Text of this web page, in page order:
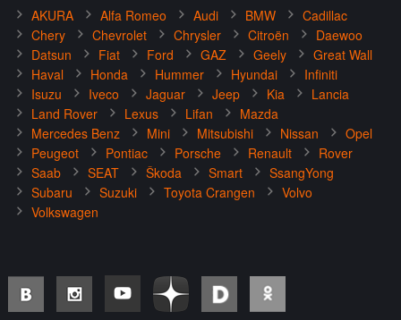
AKURA Alfa Romeo Audi BMW
Cadillac
Chery
Chevrolet Chrysler Citroën
Daewoo
Datsun
Fiat Ford GAZ Geely
Great Wall
Haval
Honda Hummer Hyundai
Infiniti
Isuzu
Iveco Jaguar Jeep Kia
Lancia
Land Rover
Lexus Lifan
Mazda
Mercedes Benz
Mini Mitsubishi Nissan
Opel
Peugeot
Pontiac Porsche Renault
Rover
Saab
SEAT Škoda Smart
SsangYong
Subaru
Suzuki Toyota Crangen
Volvo
Volkswagen